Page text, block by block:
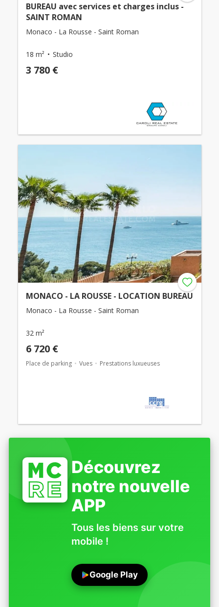
BUREAU avec services et charges inclus -
SAINT ROMAN
Monaco - La Rousse - Saint Roman
18 m² Studio
3 780 €
MONACO - LA ROUSSE - LOCATION BUREAU
Monaco - La Rousse - Saint Roman
32 m²
6 720 €
Place de parking Vues Prestations luxueuses
Découvrez
notre nouvelle
APP
Tous les biens sur votre
mobile !
Google Play